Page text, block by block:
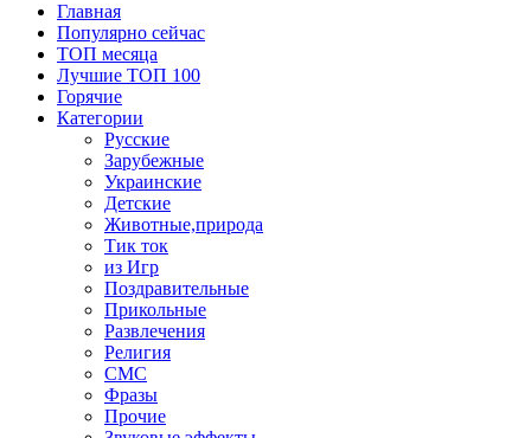
Главная
Популярно сейчас
ТОП месяца
Лучшие ТОП 100
Горячие
Категории
Русские
Зарубежные
Украинские
Детские
Животные,природа
Тик ток
из Игр
Поздравительные
Прикольные
Развлечения
Религия
СМС
Фразы
Прочие